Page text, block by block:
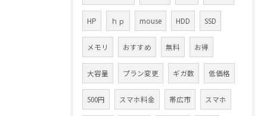
HP ｈｐ mouse HDD SSD
メモリ おすすめ 無料 お得
大容量 プラン変更 ギガ数 低価格
500円 スマホ料金 帯広市 スマホ